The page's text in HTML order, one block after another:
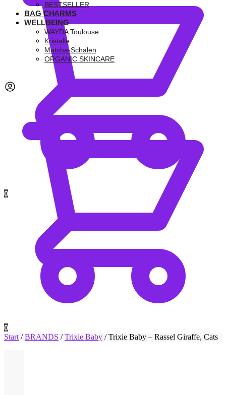
0
BESTSELLER
BAG CHARMS
WELLBEING
WAYDA Toulouse
Kristalle
Matcha-Schalen
ORGANIC SKINCARE
0
Start /BRANDS /Trixie Baby /Trixie Baby – Rassel Giraffe, Cats